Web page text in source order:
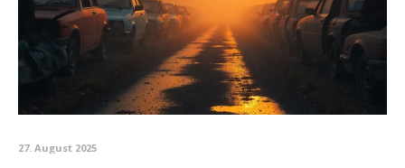
27. August 2025